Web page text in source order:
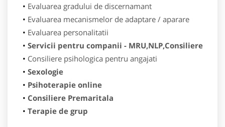
Evaluarea gradului de discernamant
Evaluarea mecanismelor de adaptare / aparare
Evaluarea personalitatii
Servicii pentru companii - MRU,NLP,Consiliere
Consiliere psihologica pentru angajati
Sexologie
Psihoterapie online
Consiliere Premaritala
Terapie de grup